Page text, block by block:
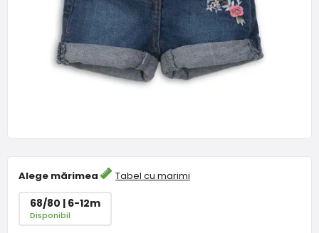
Alege mărimea Tabel cu marimi
68/80 | 6-12m
Disponibil